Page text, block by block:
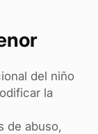
del niño
la
de abuso,